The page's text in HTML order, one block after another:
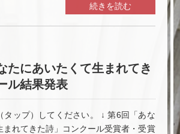
続きを読む
にあいたくて生まれてき
ル結果発表
タップ）してください。 ↓ 第6回「あな
まれてきた詩」コンクール受賞者・受賞